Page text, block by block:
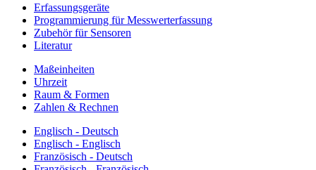
Erfassungsgeräte
Programmierung für Messwerterfassung
Zubehör für Sensoren
Literatur
Maßeinheiten
Uhrzeit
Raum & Formen
Zahlen & Rechnen
Englisch - Deutsch
Englisch - Englisch
Französisch - Deutsch